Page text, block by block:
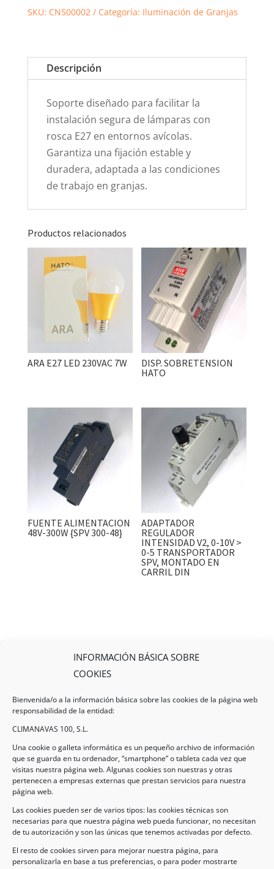
INFORMACIÓN BÁSICA SOBRE
COOKIES
Bienvenida/o a la información básica sobre las cookies de la página web
responsabilidad de la entidad:
CLIMANAVAS 100, S.L.
Una cookie o galleta informática es un pequeño archivo de información
que se guarda en tu ordenador, “smartphone” o tableta cada vez que
visitas nuestra página web. Algunas cookies son nuestras y otras
pertenecen a empresas externas que prestan servicios para nuestra
página web.
Las cookies pueden ser de varios tipos: las cookies técnicas son
necesarias para que nuestra página web pueda funcionar, no necesitan
de tu autorización y son las únicas que tenemos activadas por defecto.
El resto de cookies sirven para mejorar nuestra página, para
personalizarla en base a tus preferencias, o para poder mostrarte
SKU: CN500002 Categoría: Iluminación de Granjas
Descripción
Soporte diseñado para facilitar la
instalación segura de lámparas con
rosca E27 en entornos avícolas.
Garantiza una fijación estable y
duradera, adaptada a las condiciones
de trabajo en granjas.
Productos relacionados
ARA E27 LED 230VAC 7W
DISP. SOBRETENSION
HATO
FUENTE ALIMENTACION
48V-300W {SPV 300-48}
ADAPTADOR
REGULADOR
INTENSIDAD V2, 0-10V >
0-5 TRANSPORTADOR
SPV, MONTADO EN
CARRIL DIN
Legal
AVISO LEGAL
POLÍTICA DE COOKIES